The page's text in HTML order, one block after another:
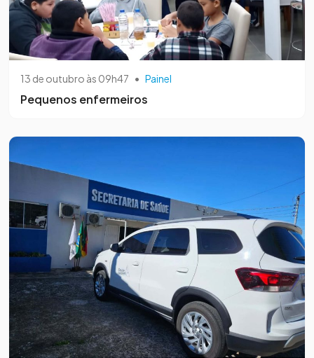
13 de outubro às 09h47 • Painel
Pequenos enfermeiros